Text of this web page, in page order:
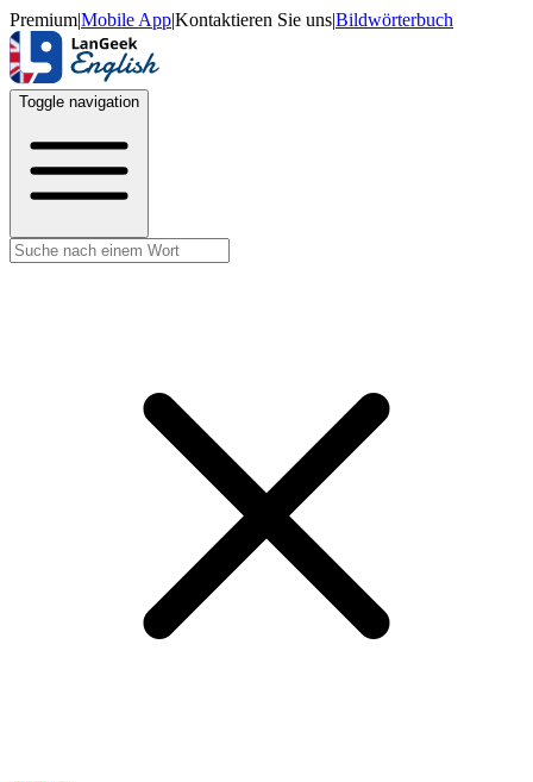
Premium|Mobile App|Kontaktieren Sie uns|Bildwörterbuch
Toggle navigation